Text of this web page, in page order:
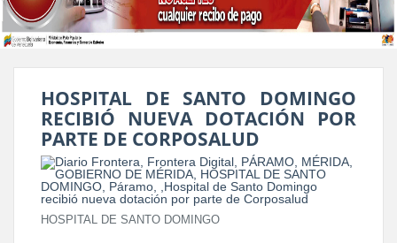
HOSPITAL DE SANTO DOMINGO
RECIBIÓ NUEVA DOTACIÓN POR
PARTE DE CORPOSALUD
HOSPITAL DE SANTO DOMINGO